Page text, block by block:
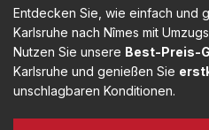
Entdecken Sie, wie einfach und
Karlsruhe nach Nîmes mit
Nutzen Sie unsere Best-Preis-
Karlsruhe und genießen Sie
unschlagbaren Konditionen.